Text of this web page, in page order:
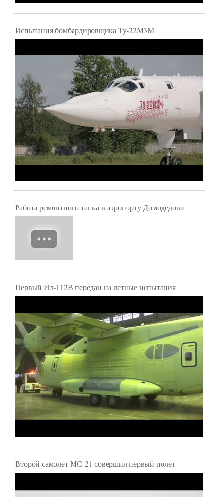
Испытания бомбардировщика Ту-22М3М
Работа ремонтного танка в аэропорту Домодедово
Первый Ил-112В передан на летные испытания
Второй самолет МС-21 совершил первый полет